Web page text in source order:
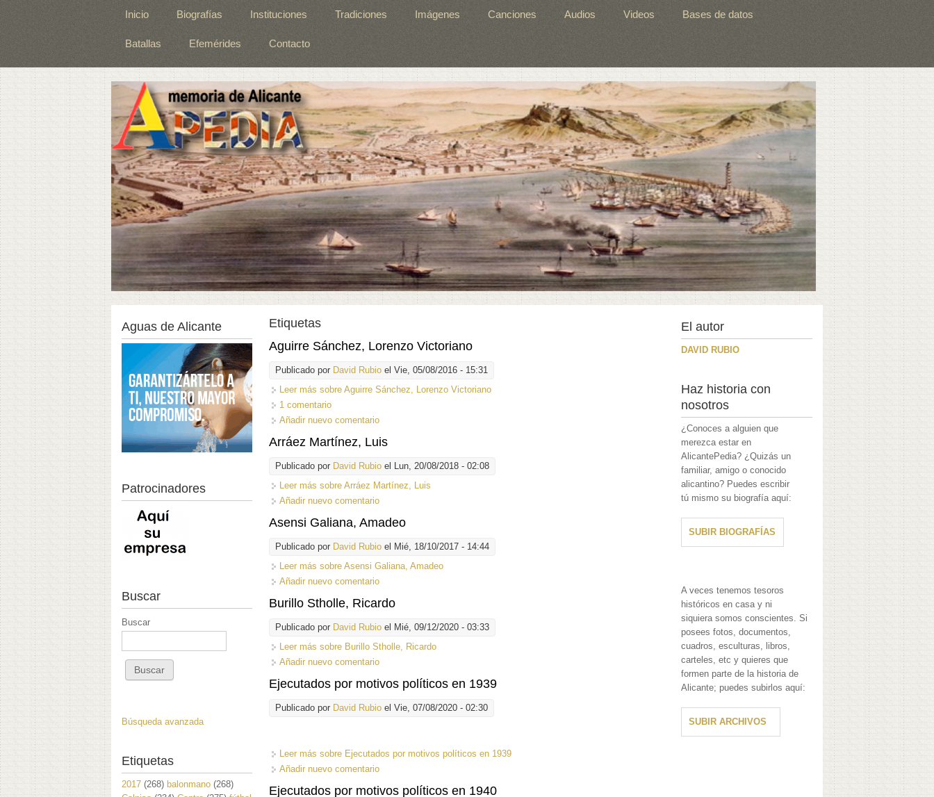
Inicio Biografías Instituciones Tradiciones Imágenes Canciones Audios Videos Bases de datos
Batallas Efemérides Contacto
Etiquetas
Aguirre Sánchez, Lorenzo Victoriano
Publicado por David Rubio el Vie, 05/08/2016 - 15:31
Leer más sobre Aguirre Sánchez, Lorenzo Victoriano
1 comentario
Añadir nuevo comentario
Arráez Martínez, Luis
Publicado por David Rubio el Lun, 20/08/2018 - 02:08
Leer más sobre Arráez Martínez, Luis
Añadir nuevo comentario
Asensi Galiana, Amadeo
Publicado por David Rubio el Mié, 18/10/2017 - 14:44
Leer más sobre Asensi Galiana, Amadeo
Añadir nuevo comentario
Burillo Stholle, Ricardo
Publicado por David Rubio el Mié, 09/12/2020 - 03:33
Leer más sobre Burillo Stholle, Ricardo
Añadir nuevo comentario
Ejecutados por motivos políticos en 1939
Publicado por David Rubio el Vie, 07/08/2020 - 02:30
Leer más sobre Ejecutados por motivos políticos en 1939
Añadir nuevo comentario
Ejecutados por motivos políticos en 1940
Aguas de Alicante
Patrocinadores
Buscar
Buscar
Búsqueda avanzada
Etiquetas
2017 (268) balonmano (268)
El autor
DAVID RUBIO
Haz historia con
nosotros
¿Conoces a alguien que
merezca estar en
AlicantePedia? ¿Quizás un
familiar, amigo o conocido
alicantino? Puedes escribir
tú mismo su biografía aquí:
SUBIR BIOGRAFÍAS
A veces tenemos tesoros
históricos en casa y ni
siquiera somos conscientes. Si
posees fotos, documentos,
cuadros, esculturas, libros,
carteles, etc y quieres que
formen parte de la historia de
Alicante; puedes subirlos aquí:
SUBIR ARCHIVOS